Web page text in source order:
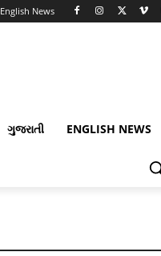
English News
ગુજરાતી ENGLISH NEWS